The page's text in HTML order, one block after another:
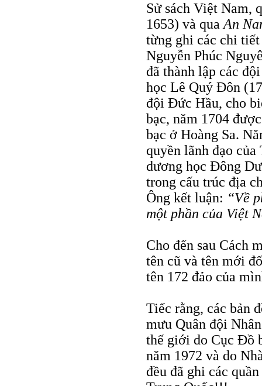
Sử sách Việt Nam,
1653) và quaAn
từng ghi các chi
Nguyễn Phúc
đã thành lập các
học Lê Quý Đôn
đội Đức Hầu, cho
bạc, năm 1704
bạc ở Hoàng Sa.
quyền lãnh đạo
dương học Đông
trong cấu trúc địa
Ông kết luận: “Về
một phần của Việt
Cho đến sau Cách
tên cũ và tên mới
tên 172 đảo của
Tiếc rằng, các bản
mưu Quân đội
thế giới do Cục Đồ
năm 1972 và do
đều đã ghi các